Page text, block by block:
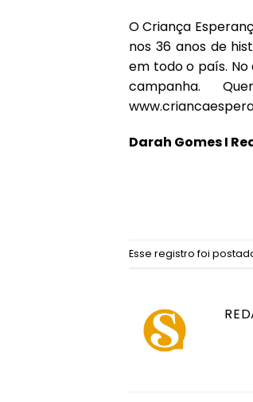
O Criança
nos 36 anos de
em todo o país. No
campanha.
Darah Gomes I
Esse registro foi